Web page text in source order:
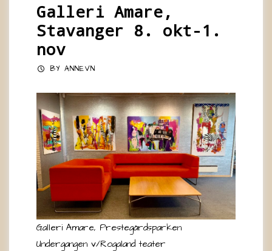
Galleri Amare,
Stavanger 8. okt-1.
nov
BY ANNEVN
Galleri Amare, Prestegårdsparken
Undergangen v/Rogaland teater